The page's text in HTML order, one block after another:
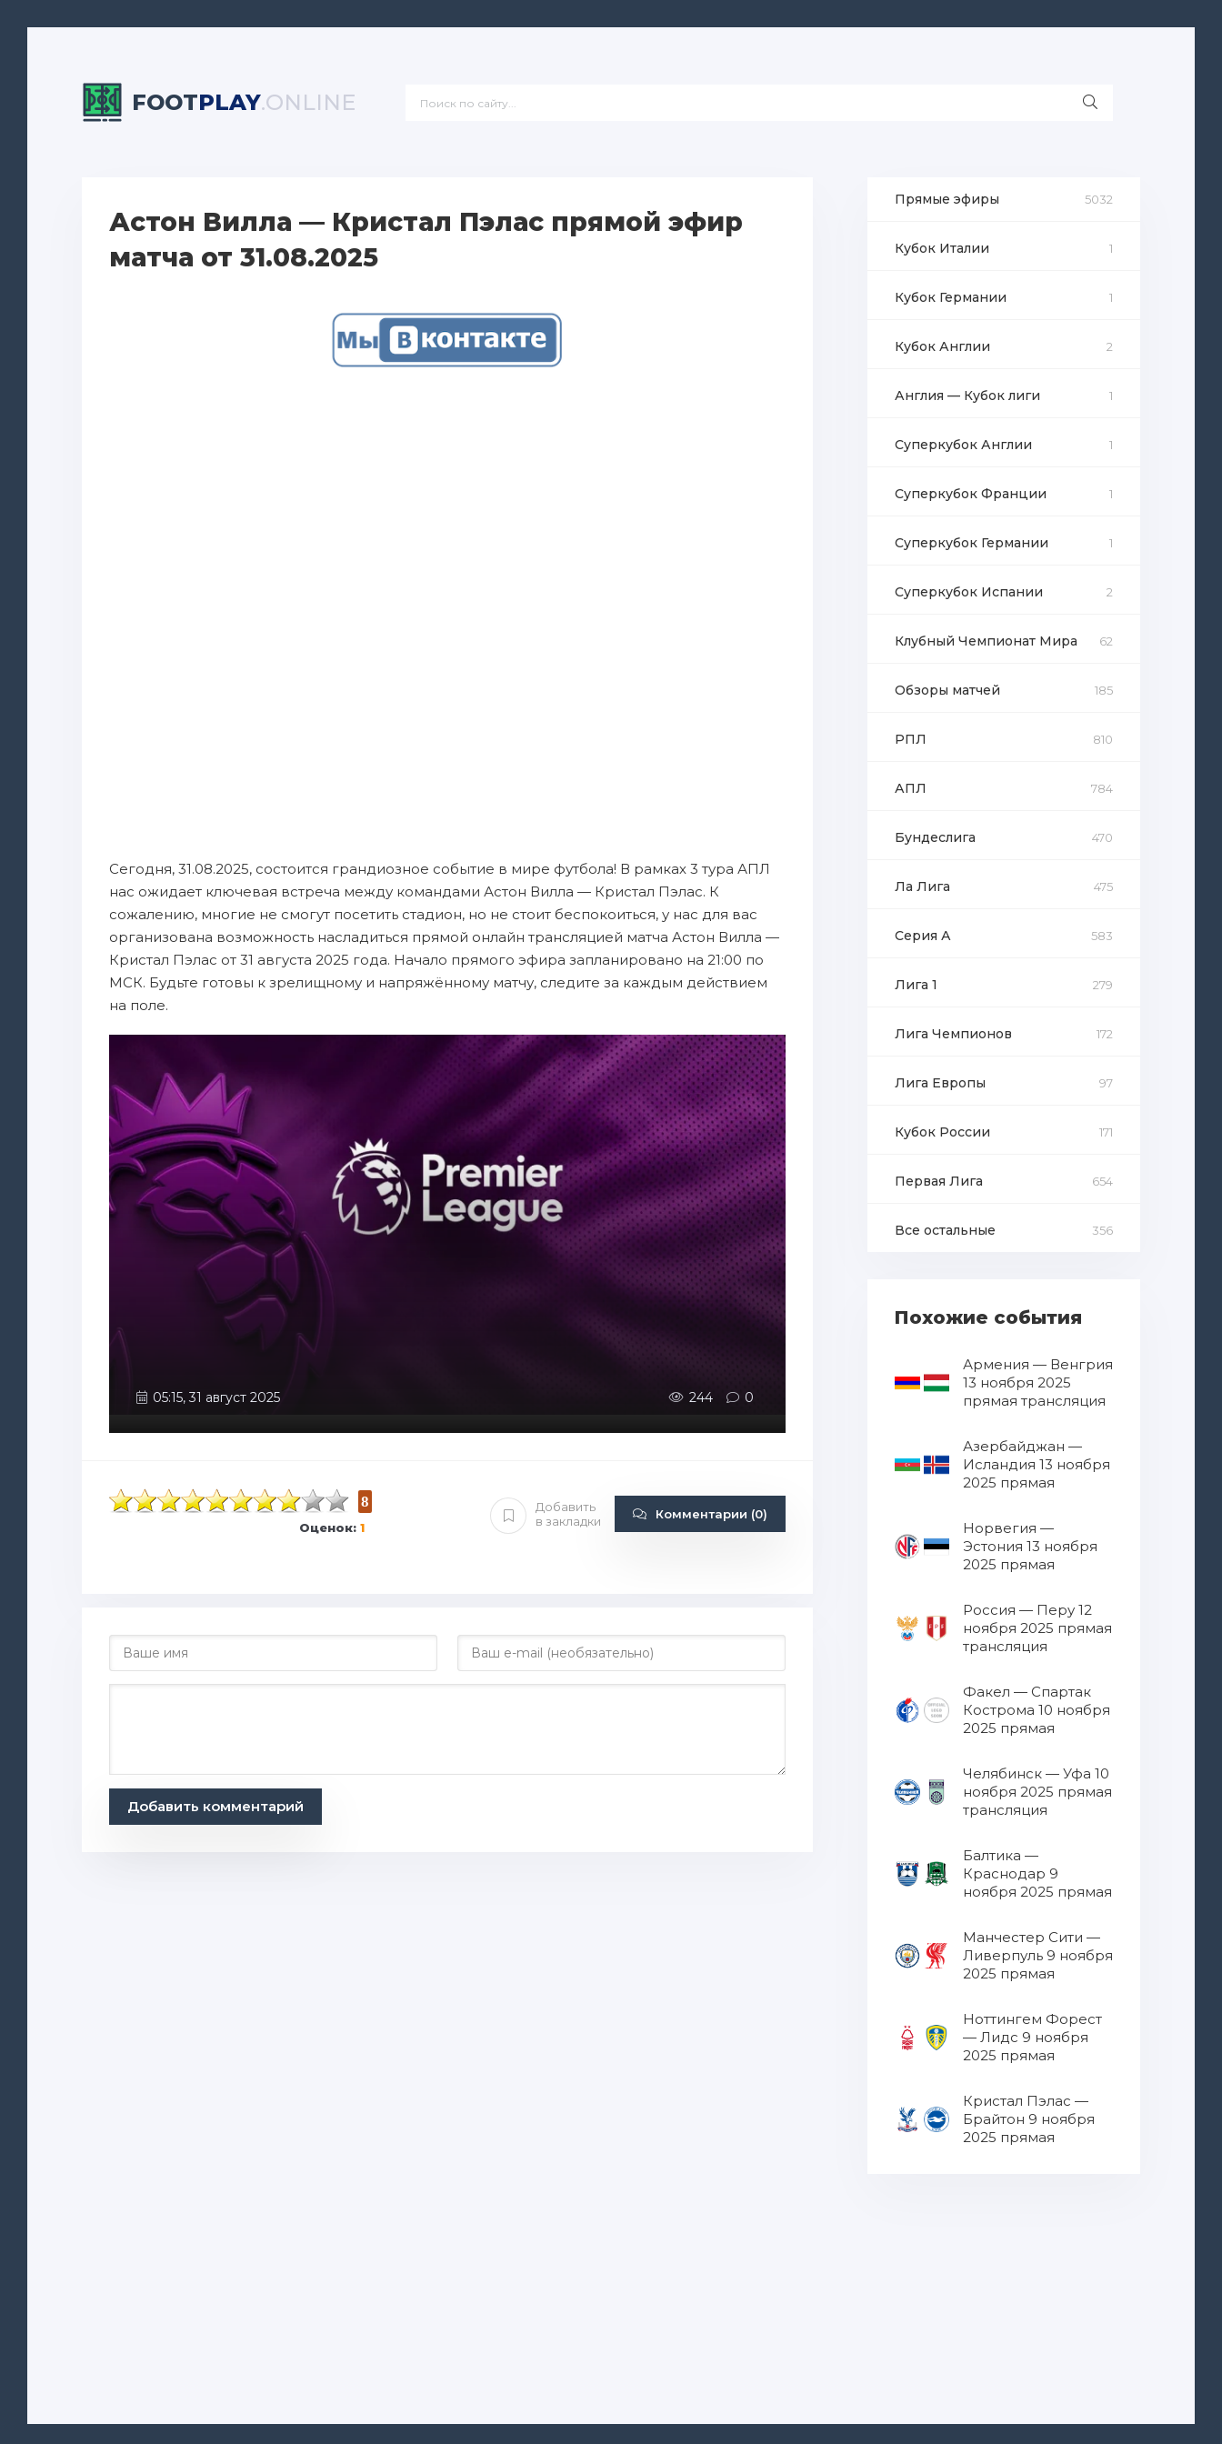
FOOTPLAY.ONLINE
Астон Вилла — Кристал Пэлас прямой эфир
матча от 31.08.2025
Сегодня, 31.08.2025, состоится грандиозное событие в мире футбола! В рамках 3 тура АПЛ
нас ожидает ключевая встреча между командами Астон Вилла — Кристал Пэлас. К
сожалению, многие не смогут посетить стадион, но не стоит беспокоиться, у нас для вас
организована возможность насладиться прямой онлайн трансляцией матча Астон Вилла —
Кристал Пэлас от 31 августа 2025 года. Начало прямого эфира запланировано на 21:00 по
МСК. Будьте готовы к зрелищному и напряжённому матчу, следите за каждым действием
на поле.
05:15, 31 август 2025 244 0
8
Оценок: 1
Добавить
в закладки
Комментарии (0)
Добавить комментарий
Прямые эфиры 5032
Кубок Италии 1
Кубок Германии 1
Кубок Англии 2
Англия — Кубок лиги 1
Суперкубок Англии 1
Суперкубок Франции 1
Суперкубок Германии 1
Суперкубок Испании 2
Клубный Чемпионат Мира 62
Обзоры матчей 185
РПЛ 810
АПЛ 784
Бундеслига 470
Ла Лига 475
Серия А 583
Лига 1 279
Лига Чемпионов 172
Лига Европы 97
Кубок России 171
Первая Лига 654
Все остальные 356
Похожие события
Армения — Венгрия
13 ноября 2025
прямая трансляция
Азербайджан —
Исландия 13 ноября
2025 прямая
Норвегия —
Эстония 13 ноября
2025 прямая
Россия — Перу 12
ноября 2025 прямая
трансляция
Факел — Спартак
Кострома 10 ноября
2025 прямая
Челябинск — Уфа 10
ноября 2025 прямая
трансляция
Балтика —
Краснодар 9
ноября 2025 прямая
Манчестер Сити —
Ливерпуль 9 ноября
2025 прямая
Ноттингем Форест
— Лидс 9 ноября
2025 прямая
Кристал Пэлас —
Брайтон 9 ноября
2025 прямая